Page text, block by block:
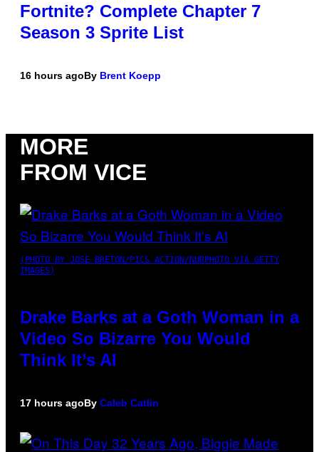
Fortnite? Complete Chapter 7
Season 3 Sprite List
16 hours agoBy Brent Koepp
MORE
FROM VICE
(PHOTO BY JOSE BRETON/PICS ACTION/NURPHOTO VIA GETTY
IMAGES)
Drake Barks at a Goth Woman in a
Video So Bizarre You Would
Think It’s AI
17 hours agoBy Caleb Catlin